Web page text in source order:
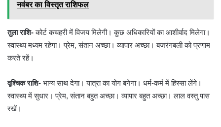
नवंबर का विस्तृत राशिफल
तुला राशि-कोर्ट कचहरी में विजय मिलेगी। कुछ अधिकारियों का आशीर्वाद मिलेगा।
स्वास्थ्य मध्यम रहेगा। प्रेम, संतान अच्छा। व्यापार अच्छा। बजरंगबली को प्रणाम
करते रहें।
वृश्चिक राशि- भाग्य साथ देगा। यात्रा का योग बनेगा। धर्म-कर्म में हिस्सा लेंगे।
स्वास्थ्य में सुधार। प्रेम, संतान बहुत अच्छा। व्यापार बहुत अच्छा। लाल वस्तु पास
रखें।